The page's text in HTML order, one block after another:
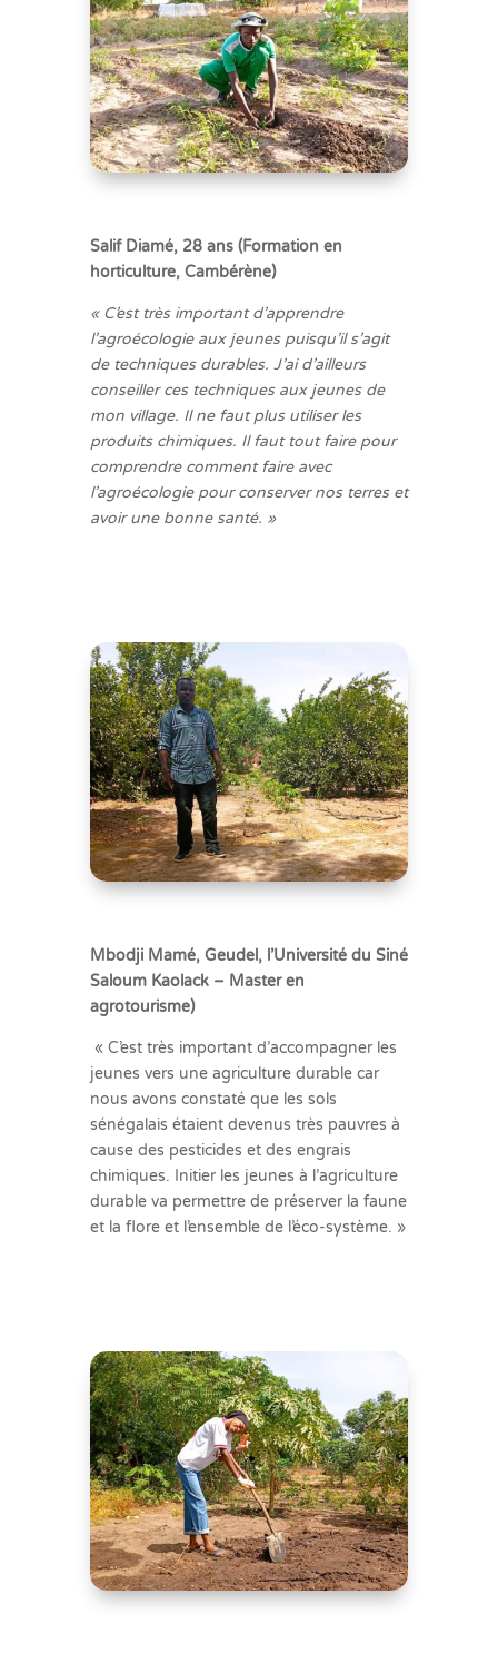
Salif Diamé, 28 ans (Formation en
horticulture, Cambérène)
« C’est très important d’apprendre
l’agroécologie aux jeunes puisqu’il s’agit
de techniques durables. J’ai d’ailleurs
conseiller ces techniques aux jeunes de
mon village. Il ne faut plus utiliser les
produits chimiques. Il faut tout faire pour
comprendre comment faire avec
l’agroécologie pour conserver nos terres et
avoir une bonne santé. »
Mbodji Mamé, Geudel, l’Université du Siné
Saloum Kaolack – Master en
agrotourisme)
« C’est très important d’accompagner les
jeunes vers une agriculture durable car
nous avons constaté que les sols
sénégalais étaient devenus très pauvres à
cause des pesticides et des engrais
chimiques. Initier les jeunes à l’agriculture
durable va permettre de préserver la faune
et la flore et l’ensemble de l’éco-système. »